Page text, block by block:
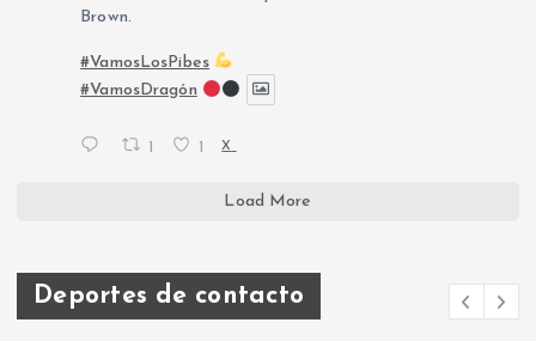
Brown.
#VamosLosPibes
#VamosDragón
1 1 X
Load More
Deportes de contacto